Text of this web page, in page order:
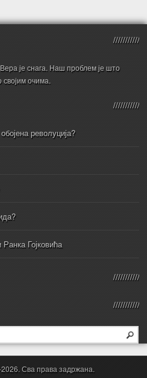
је снага. Наш проблем је што
очима.
револуција?
Гојковића
Сва права задржана.